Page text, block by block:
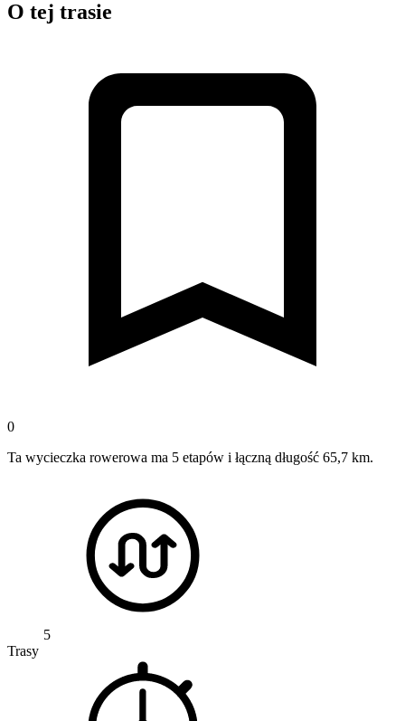
O tej trasie
0
Ta wycieczka rowerowa ma 5 etapów i łączną długość 65,7 km.
5
Trasy